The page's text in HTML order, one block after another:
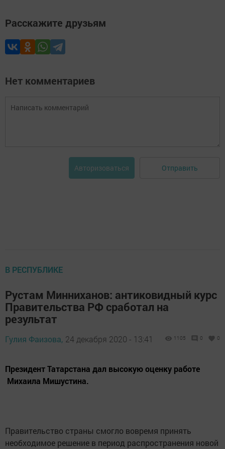
Расскажите друзьям
Нет комментариев
Авторизоваться Отправить
В РЕСПУБЛИКЕ
Рустам Минниханов: антиковидный курс
Правительства РФ сработал на
результат
Гулия Фаизова, 24 декабря 2020 - 13:41 1105 0 0
Президент Татарстана дал высокую оценку работе
Михаила Мишустина.
Правительство страны смогло вовремя принять
необходимое решение в период распространения новой